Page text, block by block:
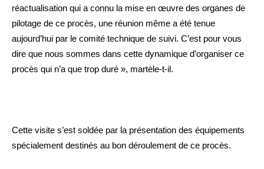
réactualisation qui a connu la mise en œuvre des organes de
pilotage de ce procès, une réunion même a été tenue
aujourd’hui par le comité technique de suivi. C’est pour vous
dire que nous sommes dans cette dynamique d’organiser ce
procès qui n’a que trop duré », martèle-t-il.
Cette visite s’est soldée par la présentation des équipements
spécialement destinés au bon déroulement de ce procès.